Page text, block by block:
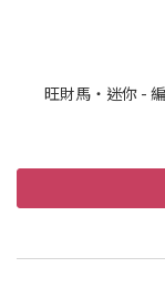
旺財馬・迷你 -